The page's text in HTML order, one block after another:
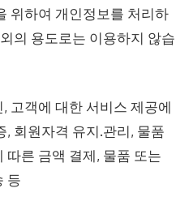
위하여 개인정보를 처리하
의 용도로는 이용하지 않습
고객에 대한 서비스 제공에
, 회원자격 유지.관리, 물품
따른 금액 결제, 물품 또는
등